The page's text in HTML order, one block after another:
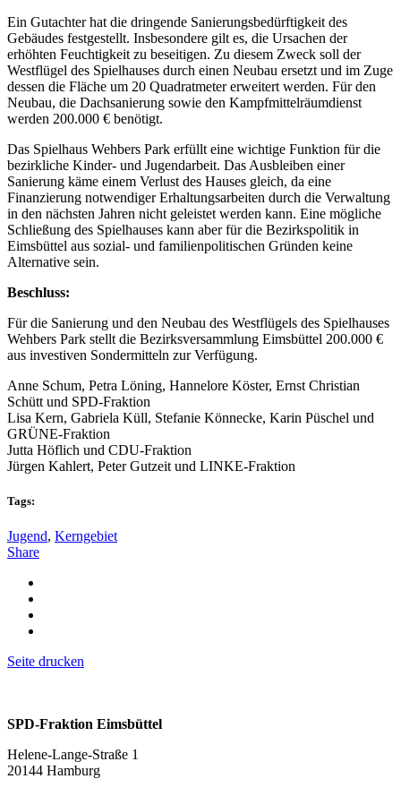
Ein Gutachter hat die dringende Sanierungsbedürftigkeit des
Gebäudes festgestellt. Insbesondere gilt es, die Ursachen der
erhöhten Feuchtigkeit zu beseitigen. Zu diesem Zweck soll der
Westflügel des Spielhauses durch einen Neubau ersetzt und im Zuge
dessen die Fläche um 20 Quadratmeter erweitert werden. Für den
Neubau, die Dachsanierung sowie den Kampfmittelräumdienst
werden 200.000 € benötigt.
Das Spielhaus Wehbers Park erfüllt eine wichtige Funktion für die
bezirkliche Kinder- und Jugendarbeit. Das Ausbleiben einer
Sanierung käme einem Verlust des Hauses gleich, da eine
Finanzierung notwendiger Erhaltungsarbeiten durch die Verwaltung
in den nächsten Jahren nicht geleistet werden kann. Eine mögliche
Schließung des Spielhauses kann aber für die Bezirkspolitik in
Eimsbüttel aus sozial- und familienpolitischen Gründen keine
Alternative sein.
Beschluss:
Für die Sanierung und den Neubau des Westflügels des Spielhauses
Wehbers Park stellt die Bezirksversammlung Eimsbüttel 200.000 €
aus investiven Sondermitteln zur Verfügung.
Anne Schum, Petra Löning, Hannelore Köster, Ernst Christian
Schütt und SPD-Fraktion
Lisa Kern, Gabriela Küll, Stefanie Könnecke, Karin Püschel und
GRÜNE-Fraktion
Jutta Höflich und CDU-Fraktion
Jürgen Kahlert, Peter Gutzeit und LINKE-Fraktion
Tags:
Jugend, Kerngebiet
Share
Seite drucken
SPD-Fraktion Eimsbüttel
Helene-Lange-Straße 1
20144 Hamburg